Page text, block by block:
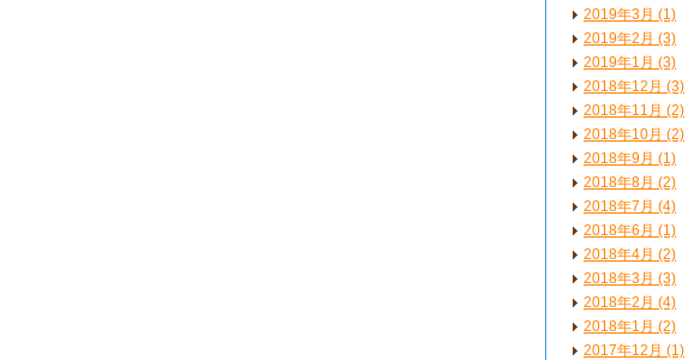
2019年3月 (1)
2019年2月 (3)
2019年1月 (3)
2018年12月 (3)
2018年11月 (2)
2018年10月 (2)
2018年9月 (1)
2018年8月 (2)
2018年7月 (4)
2018年6月 (1)
2018年4月 (2)
2018年3月 (3)
2018年2月 (4)
2018年1月 (2)
2017年12月 (1)